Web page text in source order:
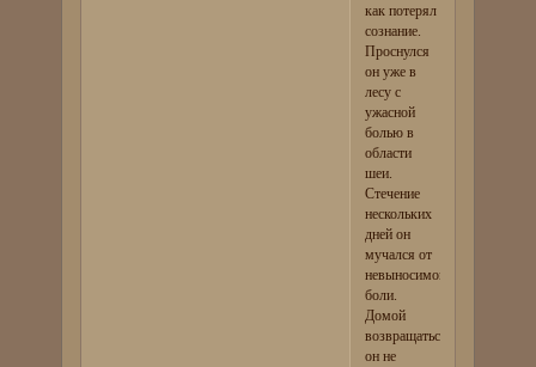
как потерял
сознание.
Проснулся
он уже в
лесу с
ужасной
болью в
области
шеи.
Стечение
нескольких
дней он
мучался от
невыносимой
боли.
Домой
возвращаться
он не